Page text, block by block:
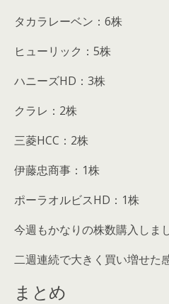
タカラレーベン：6株
ヒューリック：5株
ハニーズHD：3株
クラレ：2株
三菱HCC：2株
伊藤忠商事：1株
ポーラオルビスHD：1株
今週もかなりの株数購入しま
二週連続で大きく買い増せた
まとめ